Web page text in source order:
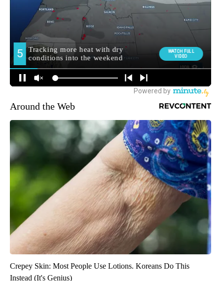
Around the Web
Crepey Skin: Most People Use Lotions. Koreans Do This
Instead (It's Genius)